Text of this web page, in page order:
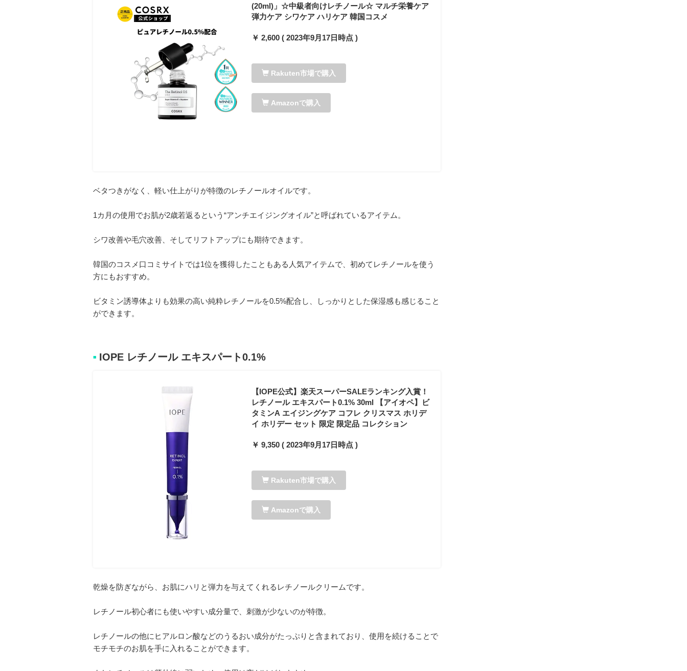
(20ml)」☆中級者向けレチノール☆ マルチ栄養ケア
弾力ケア シワケア ハリケア 韓国コスメ
￥ 2,600 ( 2023年9月17日時点 )
Rakuten市場で購入
Amazonで購入
ベタつきがなく、軽い仕上がりが特徴のレチノールオイルです。
1カ月の使用でお肌が2歳若返るという“アンチエイジングオイル”と呼ばれているアイテム。
シワ改善や毛穴改善、そしてリフトアップにも期待できます。
韓国のコスメ口コミサイトでは1位を獲得したこともある人気アイテムで、初めてレチノールを使う
方にもおすすめ。
ビタミン誘導体よりも効果の高い純粋レチノールを0.5%配合し、しっかりとした保湿感も感じること
ができます。
■ IOPE レチノール エキスパート0.1%
【IOPE公式】楽天スーパーSALEランキング入賞！
レチノール エキスパート0.1% 30ml 【アイオペ】ビ
タミンA エイジングケア コフレ クリスマス ホリデ
イ ホリデー セット 限定 限定品 コレクション
￥ 9,350 ( 2023年9月17日時点 )
Rakuten市場で購入
Amazonで購入
乾燥を防ぎながら、お肌にハリと弾力を与えてくれるレチノールクリームです。
レチノール初心者にも使いやすい成分量で、刺激が少ないのが特徴。
レチノールの他にヒアルロン酸などのうるおい成分がたっぷりと含まれており、使用を続けることで
モチモチのお肌を手に入れることができます。